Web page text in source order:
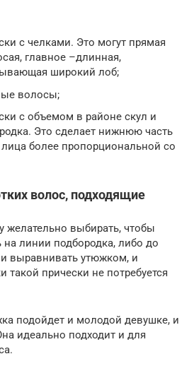
с челками. Это могут прямая
главное –длинная,
широкий лоб;
волосы;
с объемом в районе скул и
Это сделает нижнюю часть
более пропорциональной со
волос, подходящие
желательно выбирать, чтобы
на линии подбородка, либо до
выравнивать утюжком, и
такой прически не потребуется
подойдет и молодой девушке, и
идеально подходит и для